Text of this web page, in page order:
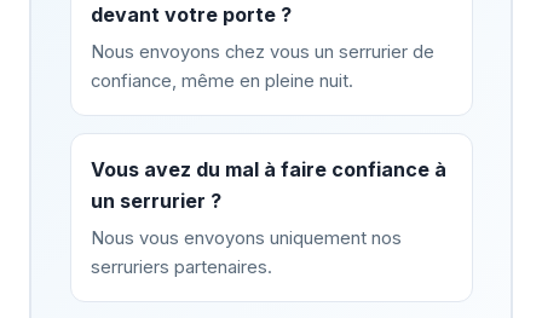
devant votre porte ?
Nous envoyons chez vous un serrurier de
confiance, même en pleine nuit.
Vous avez du mal à faire confiance à
un serrurier ?
Nous vous envoyons uniquement nos
serruriers partenaires.